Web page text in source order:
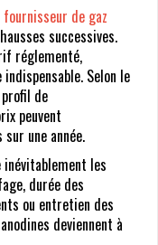
fournisseur de gaz
successives.
réglementé,
Selon le
de
peuvent
une année.
les
durée des
ou entretien des
deviennent à